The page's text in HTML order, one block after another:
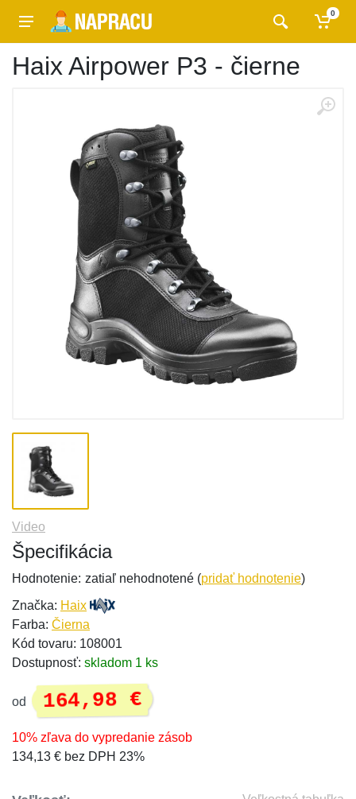
0
Haix Airpower P3 - čierne
Video
Špecifikácia
Hodnotenie: zatiaľ nehodnotené (pridať hodnotenie)
Značka: Haix
Farba: Čierna
Kód tovaru: 108001
Dostupnosť: skladom 1 ks
od 164,98 €
10% zľava do vypredanie zásob
134,13 € bez DPH 23%